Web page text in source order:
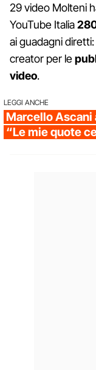
29 video Molteni
YouTube Italia
ai guadagni
creator per le
video.
LEGGI ANCHE
Marcello Ascani
“Le mie quote